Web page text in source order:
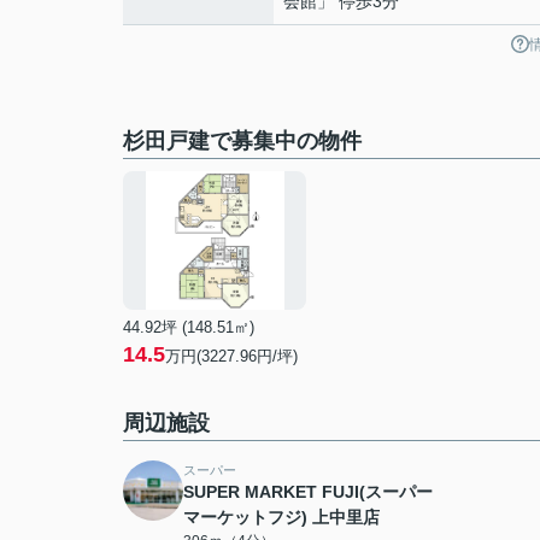
杉田戸建で募集中の物件
44.92坪 (148.51㎡)
14.5万円(3227.96円/坪)
周辺施設
スーパー
SUPER MARKET FUJI(スーパー
マーケットフジ) 上中里店